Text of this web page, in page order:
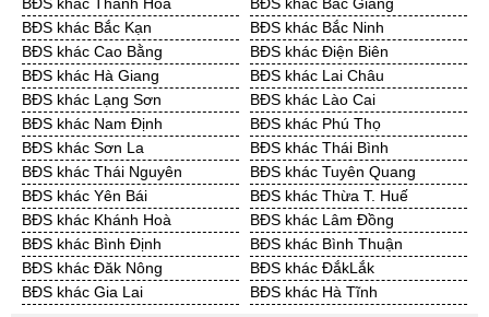
Cần Thuê Đồng Tháp
Cần Thuê Hậu Giang
Cần Thuê Kiên Giang
Cần Thuê Long An
Cần Thuê Sóc Trăng
Cần Thuê Tây Ninh
Cần Thuê Tiền Giang
Cần Thuê Trà Vinh
Cần Thuê Vĩnh Long
Cần Thuê Hải Dương
Cần Thuê Hưng Yên
Cần Thuê Quảng Ninh
BĐS khác Bắc Kạn
BĐS khác Bắc Ninh
BĐS khác Cao Bằng
BĐS khác Điện Biên
BĐS khác Hà Giang
BĐS khác Lai Châu
BĐS khác Lạng Sơn
BĐS khác Lào Cai
BĐS khác Nam Định
BĐS khác Phú Thọ
BĐS khác Sơn La
BĐS khác Thái Bình
BĐS khác Thái Nguyên
BĐS khác Tuyên Quang
BĐS khác Yên Bái
BĐS khác Thừa T. Huế
BĐS khác Khánh Hoà
BĐS khác Lâm Đồng
BĐS khác Bình Định
BĐS khác Bình Thuận
BĐS khác Đăk Nông
BĐS khác ĐắkLắk
BĐS khác Gia Lai
BĐS khác Hà Tĩnh